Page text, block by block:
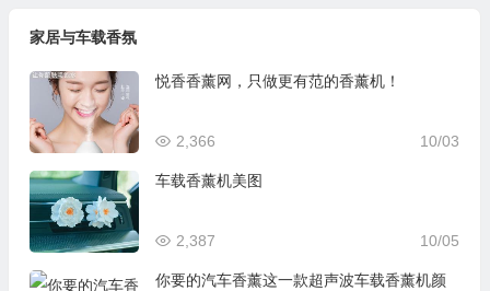
家居与车载香氛
悦香香薰网，只做更有范的香薰机！
10/03
2,366
车载香薰机美图
10/05
2,387
你要的汽车香薰这一款超声波车载香薰机颜